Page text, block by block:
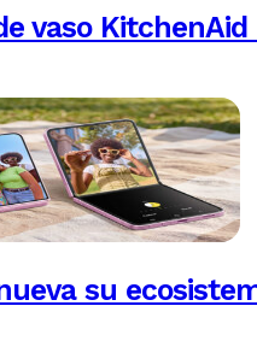
vaso
su